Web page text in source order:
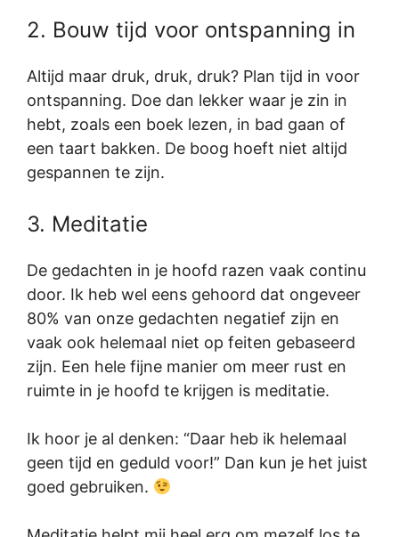
2. Bouw tijd voor ontspanning in
Altijd maar druk, druk, druk? Plan tijd in voor
ontspanning. Doe dan lekker waar je zin in
hebt, zoals een boek lezen, in bad gaan of
een taart bakken. De boog hoeft niet altijd
gespannen te zijn.
3. Meditatie
De gedachten in je hoofd razen vaak continu
door. Ik heb wel eens gehoord dat ongeveer
80% van onze gedachten negatief zijn en
vaak ook helemaal niet op feiten gebaseerd
zijn. Een hele fijne manier om meer rust en
ruimte in je hoofd te krijgen is meditatie.
Ik hoor je al denken: “Daar heb ik helemaal
geen tijd en geduld voor!” Dan kun je het juist
goed gebruiken.